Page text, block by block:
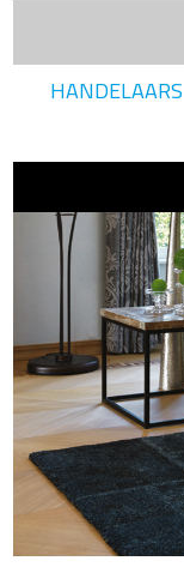
HANDELAARS